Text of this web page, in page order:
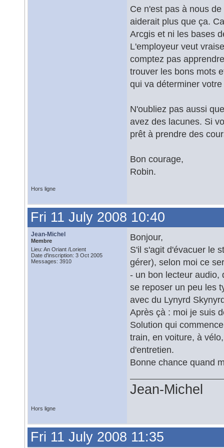
Ce n'est pas à nous
aiderait plus que ça.
Arcgis et ni les bases
L'employeur veut
comptez pas
trouver les bons mots
qui va déterminer
N'oubliez pas aussi
avez des lacunes. Si
prêt à prendre des
Bon courage,
Robin.
Hors ligne
Fri 11 July 2008 10:40
Jean-Michel
Membre
Lieu: An Oriant /Lorient
Date d'inscription: 3 Oct 2005
Messages: 3910
Bonjour,
S'il s'agit d'évacuer le
gérer), selon moi ce
- un bon lecteur audio,
se reposer un peu les
avec du Lynyrd
Après çà : moi je suis
Solution qui
train, en voiture, à
d'entretien.
Bonne chance quand
Jean-Michel
Hors ligne
Fri 11 July 2008 11:35